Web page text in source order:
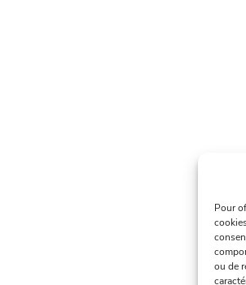
Pour
ou de